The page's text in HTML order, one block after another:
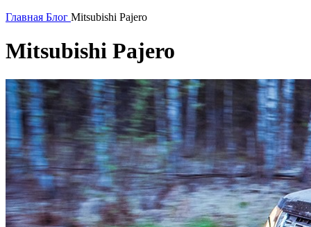
Главная Блог Mitsubishi Pajero
Mitsubishi Pajero